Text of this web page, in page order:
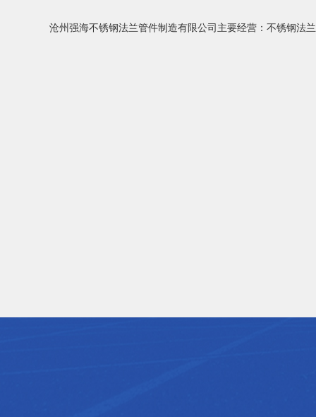
沧州强海不锈钢法兰管件制造有限公司主要经营：不锈钢法